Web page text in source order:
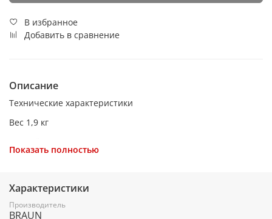
В избранное
Добавить в сравнение
Описание
Технические характеристики
Вес 1,9 кг
Паровой удар 200 гр.
Показать полностью
Характеристики
Производитель
BRAUN